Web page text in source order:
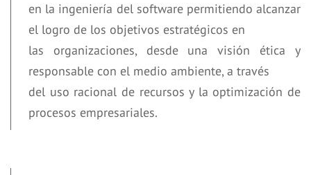
en la ingeniería del software permitiendo alcanzar
el logro de los objetivos estratégicos en
las organizaciones, desde una visión ética y
responsable con el medio ambiente, a través
del uso racional de recursos y la optimización de
procesos empresariales.